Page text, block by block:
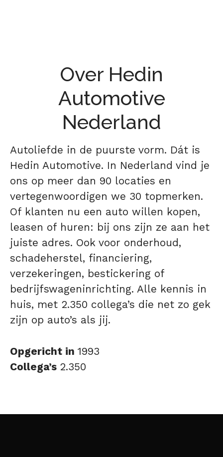
Over Hedin
Automotive
Nederland
Autoliefde in de puurste vorm. Dát is
Hedin Automotive. In Nederland vind je
ons op meer dan 90 locaties en
vertegenwoordigen we 30 topmerken.
Of klanten nu een auto willen kopen,
leasen of huren: bij ons zijn ze aan het
juiste adres. Ook voor onderhoud,
schadeherstel, financiering,
verzekeringen, bestickering of
bedrijfswageninrichting. Alle kennis in
huis, met 2.350 collega’s die net zo gek
zijn op auto’s als jij.
Opgericht in 1993
Collega’s 2.350